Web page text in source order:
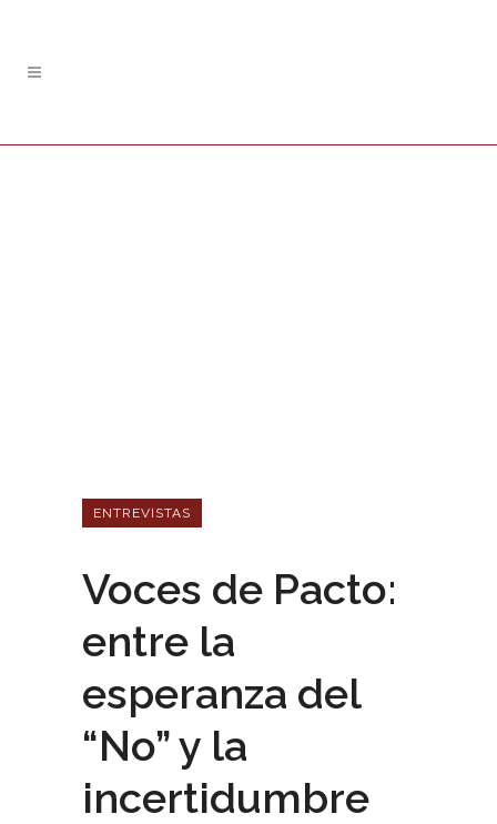
ENTREVISTAS
Voces de Pacto:
entre la
esperanza del
“No” y la
incertidumbre